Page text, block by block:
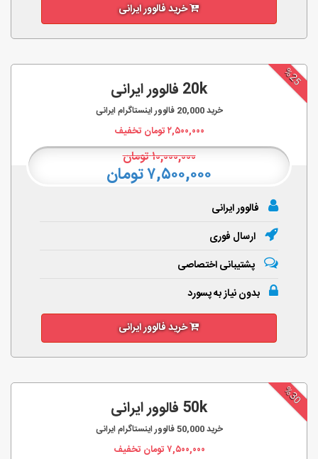
خرید فالوور ایرانی
%25
20k فالوور ایرانی
خرید20,000 فالوور اینستاگرام ایرانی
۲,۵۰۰,۰۰۰تومان تخفیف
۱۰,۰۰۰,۰۰۰تومان
۷,۵۰۰,۰۰۰ تومان
فالوور ایرانی
ارسال فوری
پشتیبانی اختصاصی
بدون نیاز به پسورد
خرید فالوور ایرانی
%30
50k فالوور ایرانی
خرید50,000فالوور اینستاگرام ایرانی
۷,۵۰۰,۰۰۰تومان تخفیف